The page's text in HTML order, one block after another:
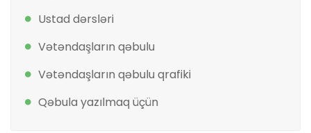
Ustad dərsləri
Vətəndaşların qəbulu
Vətəndaşların qəbulu qrafiki
Qəbula yazılmaq üçün